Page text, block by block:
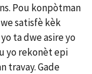
Pou konpòtman
satisfè kèk
ta dwe asire yo
yo rekonèt epi
travay. Gade